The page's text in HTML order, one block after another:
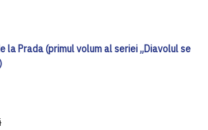
la Prada (primul volum al seriei „Diavolul se